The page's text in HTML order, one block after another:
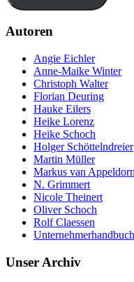
Autoren
Angie Eichler
Anne-Maike Winter
Christoph Walter
Florian Deuring
Hauke Eilers
Heike Lorenz
Heike Schoch
Holger Schöttelndreier
Martin Müller
Markus van Appeldorn
N. Grimmert
Nicole Theinert
Oliver Schoch
Rolf Claessen
Unternehmerhandbuch
Unser Archiv